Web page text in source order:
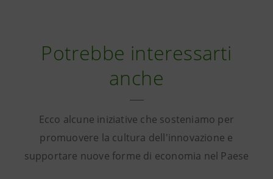
Potrebbe interessarti
anche
Ecco alcune iniziative che sosteniamo per
promuovere la cultura dell'innovazione e
supportare nuove forme di economia nel Paese